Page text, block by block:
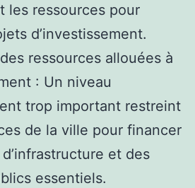
les ressources pour
d’investissement.
ressources allouées à
: Un niveau
trop important restreint
de la ville pour financer
et des
essentiels.